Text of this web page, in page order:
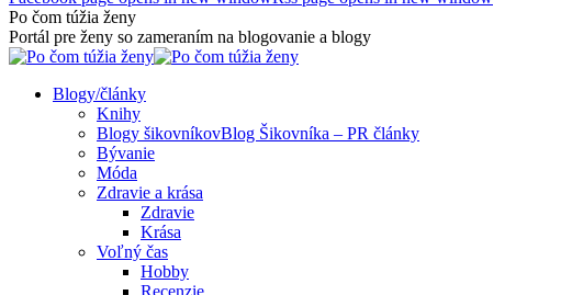
Po čom túžia ženy
Portál pre ženy so zameraním na blogovanie a blogy
Blogy/články
Knihy
Blogy šikovníkovBlog Šikovníka – PR články
Bývanie
Móda
Zdravie a krása
Zdravie
Krása
Voľný čas
Hobby
Recenzie